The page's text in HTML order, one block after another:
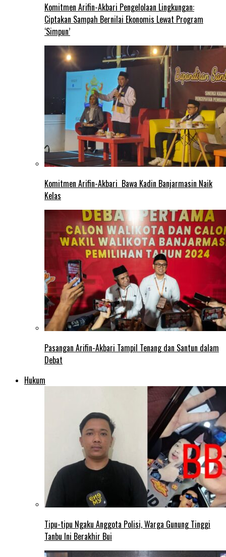
Komitmen Arifin-Akbari Pengelolaan Lingkungan:
Ciptakan Sampah Bernilai Ekonomis Lewat Program
‘Simpun’
Komitmen Arifin-Akbari Bawa Kadin Banjarmasin Naik
Kelas
Pasangan Arifin-Akbari Tampil Tenang dan Santun dalam
Debat
Hukum
Tipu-tipu Ngaku Anggota Polisi, Warga Gunung Tinggi
Tanbu Ini Berakhir Bui